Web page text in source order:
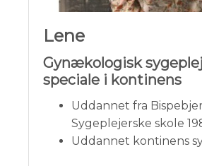
Lene
Gynækologisk
speciale i kontinens
Uddannet fra
Sygeplejerske skole
Uddannet kontinens